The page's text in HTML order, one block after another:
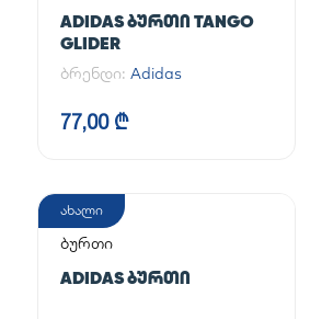
ADIDAS ᲑᲣᲠᲗᲘ TANGO
GLIDER
ბრენდი: Adidas
77,00 ₾
ახალი
ბურთი
ADIDAS ᲑᲣᲠᲗᲘ